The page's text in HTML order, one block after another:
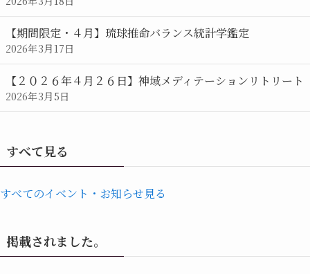
【期間限定・４月】琉球推命バランス統計学鑑定
2026年3月17日
【２０２６年４月２６日】神域メディテーションリトリート
2026年3月5日
すべて見る
すべてのイベント・お知らせ見る
掲載されました。